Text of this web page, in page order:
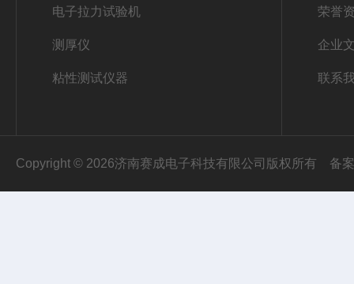
电子拉力试验机
测厚仪
粘性测试仪器
荣誉
企业
联系
Copyright © 2026济南赛成电子科技有限公司版权所有 备